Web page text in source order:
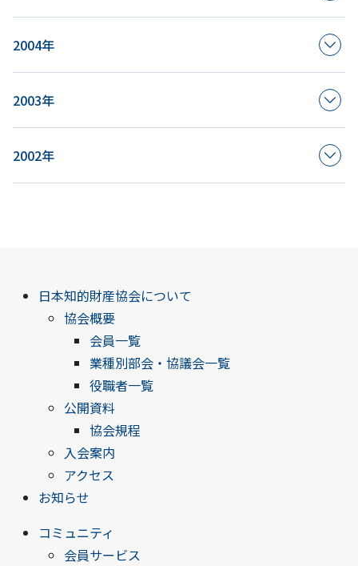
2004年
2003年
2002年
日本知的財産協会について
協会概要
会員一覧
業種別部会・協議会一覧
役職者一覧
公開資料
協会規程
入会案内
アクセス
お知らせ
コミュニティ
会員サービス